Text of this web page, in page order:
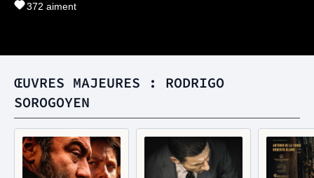
372 aiment
ŒUVRES MAJEURES : RODRIGO
SOROGOYEN